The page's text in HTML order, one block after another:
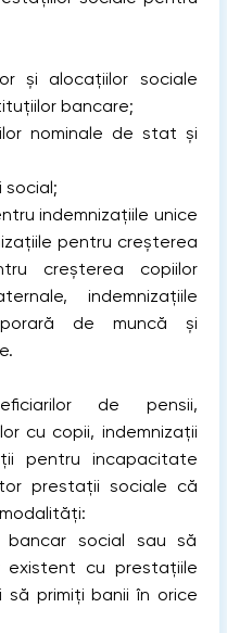
și alocațiilor sociale
bancare;
nominale de stat și
social;
indemnizațiile unice
pentru creșterea
creșterea copiilor
indemnizațiile
de muncă și
de pensii,
cu copii, indemnizații
pentru incapacitate
prestații sociale că
social sau să
cu prestațiile
să primiți banii în orice